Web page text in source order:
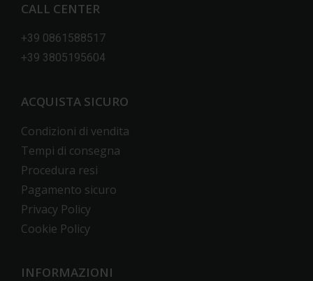
CALL CENTER
+39 0861588517
+39 3805195604
ACQUISTA SICURO
Condizioni di vendita
Tempi di consegna
Procedura resi
Pagamento sicuro
Privacy Policy
Cookie Policy
INFORMAZIONI